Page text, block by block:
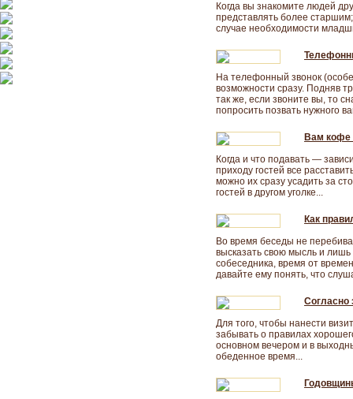
Когда вы знакомите людей
представлять более
случае необходимости
На телефонный звонок
возможности сразу. Подняв
так же, если звоните вы, то
попросить позвать нужного
Вам кофе
Когда и что подавать —
приходу гостей все
можно их сразу усадить за
гостей в другом уголке...
Как
Во время беседы не
высказать свою мысль и
собеседника, время от
давайте ему понять, что
Согласно
Для того, чтобы нанести
забывать о правилах
основном вечером и в
обеденное время...